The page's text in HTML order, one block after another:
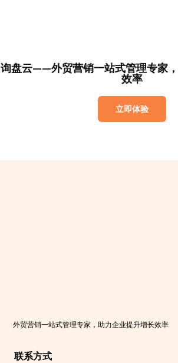
询盘云——外贸营销一站式管理专家
效率
立即体验
外贸营销一站式管理专家，助力企业提升增长效率
联系方式